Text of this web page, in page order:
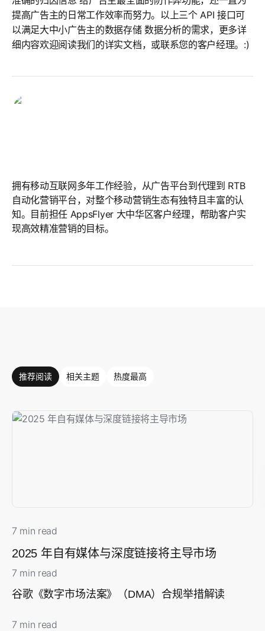
提高广告主的日常工作效率而努力。以上三个 API 接口可
以满足大中小广告主的数据存储 数据分析的需求，更多详
细内容欢迎阅读我们的详实文档，或联系您的客户经理。:)
拥有移动互联网多年工作经验，从广告平台到代理到 RTB
自动化营销平台，对整个移动营销生态有独特且丰富的认
知。目前担任 AppsFlyer 大中华区客户经理，帮助客户实
现高效精准营销的目标。
推荐阅读 相关主题 热度最高
7 min read
2025 年自有媒体与深度链接将主导市场
7 min read
谷歌《数字市场法案》（DMA）合规举措解读
7 min read